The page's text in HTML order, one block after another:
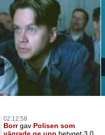
02:12:58
Borrgav Polisen som
vägrade ge upp betyget 3,0